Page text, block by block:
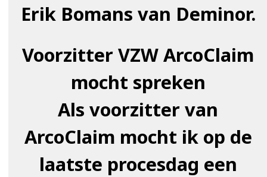
Erik Bomans van Deminor.
Voorzitter VZW ArcoClaim
mocht spreken
Als voorzitter van
ArcoClaim mocht ik op de
laatste procesdag een